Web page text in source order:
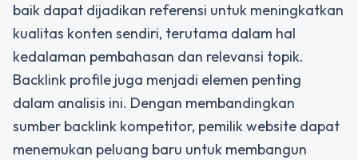
baik dapat dijadikan referensi untuk meningkatkan
kualitas konten sendiri, terutama dalam hal
kedalaman pembahasan dan relevansi topik.
Backlink profile juga menjadi elemen penting
dalam analisis ini. Dengan membandingkan
sumber backlink kompetitor, pemilik website dapat
menemukan peluang baru untuk membangun